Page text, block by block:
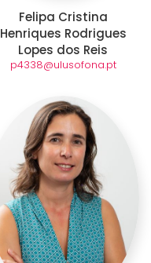
Felipa Cristina
Henriques Rodrigues
Lopes dos Reis
p4338@ulusofona.pt